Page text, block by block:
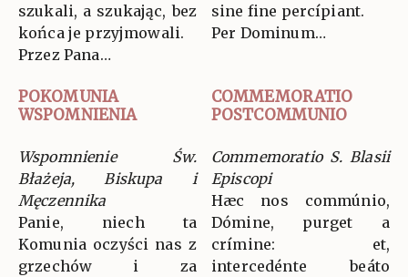
szukali, a szukając, bez
końca je przyjmowali.
Przez Pana…
sine fine percípiant.
Per Dominum…
POKOMUNIA
WSPOMNIENIA
COMMEMORATIO
POSTCOMMUNIO
Wspomnienie Św.
Błażeja, Biskupa i
Męczennika
Panie, niech ta
Komunia oczyści nas z
grzechów i za
Commemoratio S. Blasii
Episcopi
Hæc nos commúnio,
Dómine, purget a
crímine: et,
intercedénte beáto